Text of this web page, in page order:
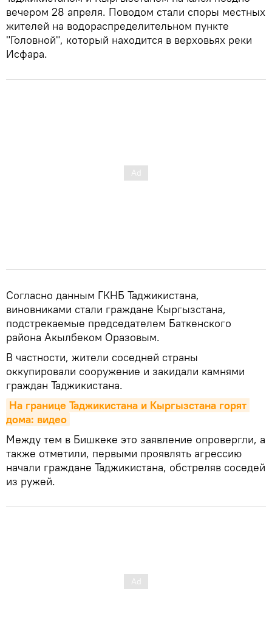
вечером 28 апреля. Поводом стали споры местных
жителей на водораспределительном пункте
"Головной", который находится в верховьях реки
Исфара.
Согласно данным ГКНБ Таджикистана,
виновниками стали граждане Кыргызстана,
подстрекаемые председателем Баткенского
района Акылбеком Оразовым.
В частности, жители соседней страны
оккупировали сооружение и закидали камнями
граждан Таджикистана.
На границе Таджикистана и Кыргызстана горят
дома: видео
Между тем в Бишкеке это заявление опровергли, а
также отметили, первыми проявлять агрессию
начали граждане Таджикистана, обстреляв соседей
из ружей.